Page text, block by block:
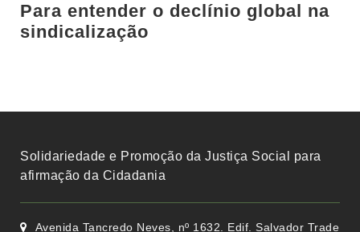
Para entender o declínio global na
sindicalização
Solidariedade e Promoção da Justiça Social para
afirmação da Cidadania
Avenida Tancredo Neves, nº 1632. Edif. Salvador Trade